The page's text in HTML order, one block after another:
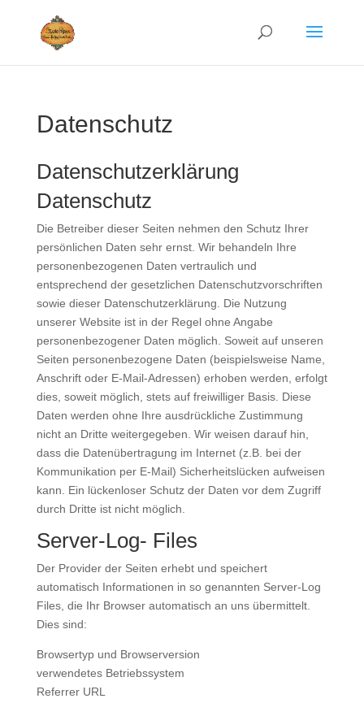
Datenschutz
Datenschutzerklärung
Datenschutz
Die Betreiber dieser Seiten nehmen den Schutz Ihrer
persönlichen Daten sehr ernst. Wir behandeln Ihre
personenbezogenen Daten vertraulich und
entsprechend der gesetzlichen Datenschutzvorschriften
sowie dieser Datenschutzerklärung. Die Nutzung
unserer Website ist in der Regel ohne Angabe
personenbezogener Daten möglich. Soweit auf unseren
Seiten personenbezogene Daten (beispielsweise Name,
Anschrift oder E-Mail-Adressen) erhoben werden, erfolgt
dies, soweit möglich, stets auf freiwilliger Basis. Diese
Daten werden ohne Ihre ausdrückliche Zustimmung
nicht an Dritte weitergegeben. Wir weisen darauf hin,
dass die Datenübertragung im Internet (z.B. bei der
Kommunikation per E-Mail) Sicherheitslücken aufweisen
kann. Ein lückenloser Schutz der Daten vor dem Zugriff
durch Dritte ist nicht möglich.
Server-Log- Files
Der Provider der Seiten erhebt und speichert
automatisch Informationen in so genannten Server-Log
Files, die Ihr Browser automatisch an uns übermittelt.
Dies sind:
Browsertyp und Browserversion
verwendetes Betriebssystem
Referrer URL